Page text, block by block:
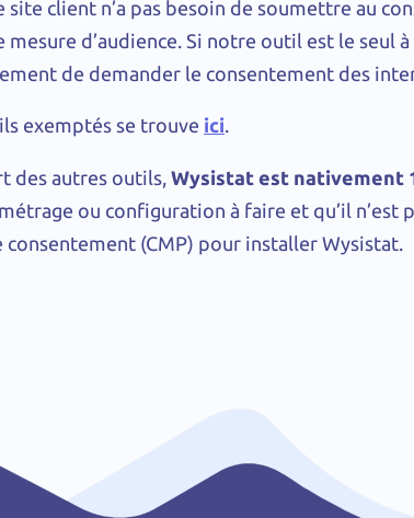
site client n’a pas besoin de soumettre au
d’audience. Si notre outil est le seul
de demander le consentement des
exemptés se trouve ici.
des autres outils, Wysistat est nativement
ou configuration à faire et qu’il n’est
(CMP) pour installer Wysistat.